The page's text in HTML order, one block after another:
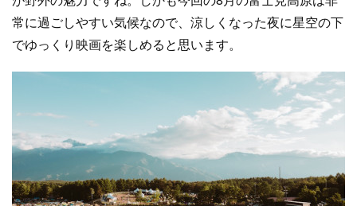
常に過ごしやすい気候なので、涼しくなった夜に星空の下
でゆっくり映画を楽しめると思います。